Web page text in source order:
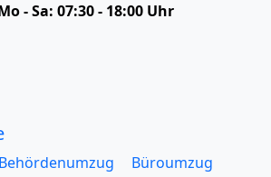
- Sa: 07:30 - 18:00 Uhr
Behördenumzug
Büroumzug